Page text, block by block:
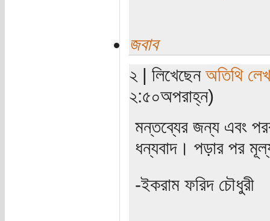
জবাব
২ | লিখেছেন অতিথি
২:৫০অপরাহ্ন)
মন্তব্যের জন্য এবং
ধন্যবাদ। পড়ার পর
-ইকরাম ফরিদ চৌধুরী